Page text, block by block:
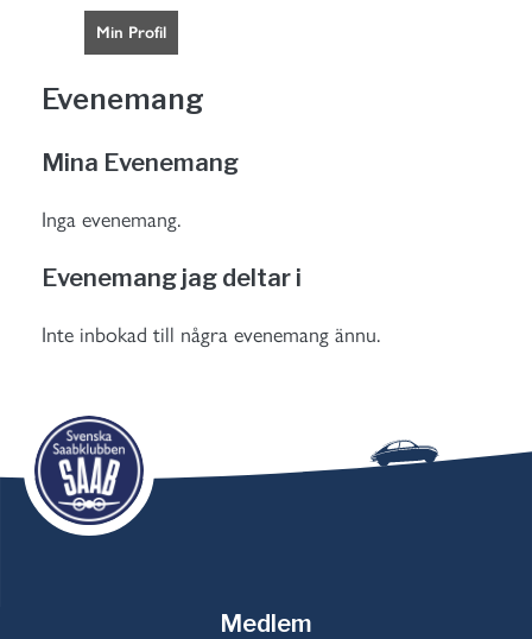
Min Profil
Evenemang
Mina Evenemang
Inga evenemang.
Evenemang jag deltar i
Inte inbokad till några evenemang ännu.
Medlem